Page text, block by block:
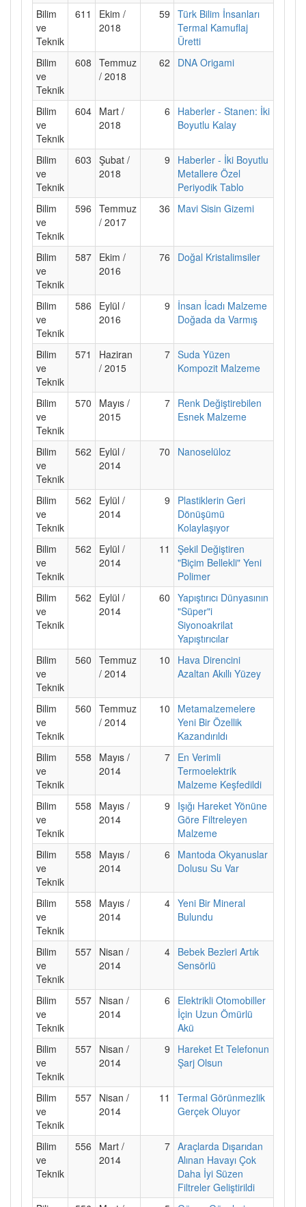
Bilim
ve
Teknik
611
Ekim /
2018
59 Türk Bilim İnsanları
Termal Kamuflaj
Üretti
Bilim
ve
Teknik
608 Temmuz
/ 2018
62 DNA Origami
Bilim
ve
Teknik
604 Mart /
2018
6
Haberler - Stanen: İki
Boyutlu Kalay
Bilim
ve
Teknik
603 Şubat /
2018
9
Haberler - İki Boyutlu
Metallere Özel
Periyodik Tablo
Bilim
ve
Teknik
596 Temmuz
/ 2017
36 Mavi Sisin Gizemi
Bilim
ve
Teknik
587 Ekim /
2016
76 Doğal Kristalimsiler
Bilim
ve
Teknik
586
Eylül /
2016
9
İnsan İcadı Malzeme
Doğada da Varmış
Bilim
ve
Teknik
571
Haziran
/ 2015
7 Suda Yüzen
Kompozit Malzeme
Bilim
ve
Teknik
570
Mayıs /
2015
7 Renk Değiştirebilen
Esnek Malzeme
Bilim
ve
Teknik
562
Eylül /
2014
70 Nanoselüloz
Bilim
ve
Teknik
562
Eylül /
2014
9
Plastiklerin Geri
Dönüşümü
Kolaylaşıyor
Bilim
ve
Teknik
562
Eylül /
2014
11
Şekil Değiştiren
"Biçim Bellekli" Yeni
Polimer
Bilim
ve
Teknik
562
Eylül /
2014
60 Yapıştırıcı Dünyasının
"Süper"i
Siyonoakrilat
Yapıştırıcılar
Bilim
ve
Teknik
560 Temmuz
/ 2014
10
Hava Direncini
Azaltan Akıllı Yüzey
Bilim
ve
Teknik
560 Temmuz
/ 2014
10
Metamalzemelere
Yeni Bir Özellik
Kazandırıldı
Bilim
ve
Teknik
558
Mayıs /
2014
7 En Verimli
Termoelektrik
Malzeme Keşfedildi
Bilim
ve
Teknik
558
Mayıs /
2014
9
Işığı Hareket Yönüne
Göre Filtreleyen
Malzeme
Bilim
ve
Teknik
558
Mayıs /
2014
6
Mantoda Okyanuslar
Dolusu Su Var
Bilim
ve
Teknik
558
Mayıs /
2014
4 Yeni Bir Mineral
Bulundu
Bilim
ve
Teknik
557 Nisan /
2014
4 Bebek Bezleri Artık
Sensörlü
Bilim
ve
Teknik
557 Nisan /
2014
6
Elektrikli Otomobiller
İçin Uzun Ömürlü
Akü
Bilim
ve
Teknik
557 Nisan /
2014
9
Hareket Et Telefonun
Şarj Olsun
Bilim
ve
Teknik
557 Nisan /
2014
11
Termal Görünmezlik
Gerçek Oluyor
Bilim
ve
Teknik
556
Mart /
2014
7 Araçlarda Dışarıdan
Alınan Havayı Çok
Daha İyi Süzen
Filtreler Geliştirildi